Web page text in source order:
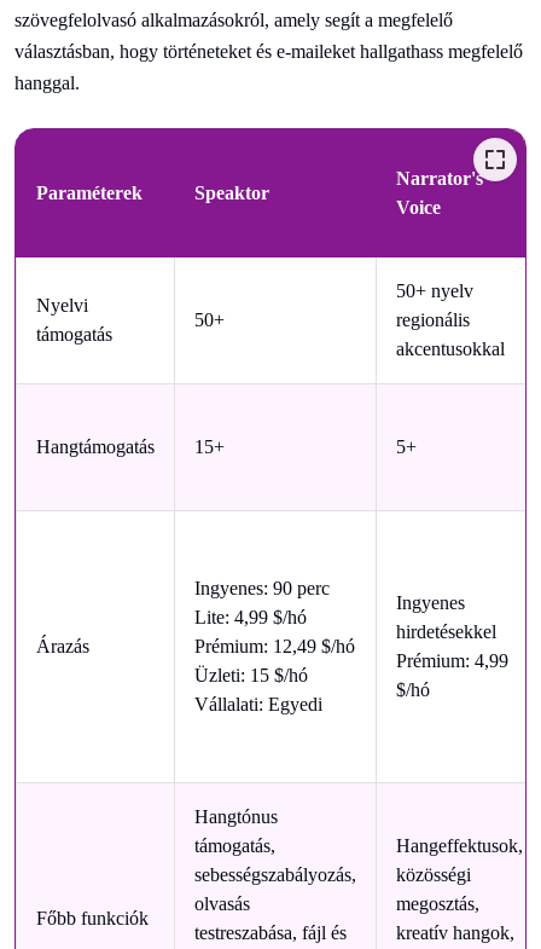
szövegfelolvasó alkalmazásokról, amely segít a megfelelő
választásban, hogy történeteket és e-maileket hallgathass megfelelő
hanggal.
Paraméterek Speaktor
Narrator's
Voice
Nyelvi
támogatás
50+
50+ nyelv
regionális
akcentusokkal
Hangtámogatás 15+ 5+
Árazás
Ingyenes: 90 perc
Lite: 4,99 $/hó
Prémium: 12,49 $/hó
Üzleti: 15 $/hó
Vállalati: Egyedi
Ingyenes
hirdetésekkel
Prémium: 4,99
$/hó
Főbb funkciók
Hangtónus
támogatás,
sebességszabályozás,
olvasás
testreszabása, fájl és
Hangeffektusok,
közösségi
megosztás,
kreatív hangok,